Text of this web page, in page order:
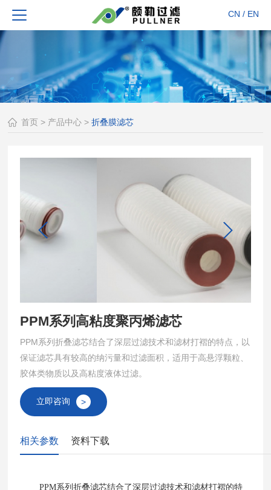
CN / EN
首页 > 产品中心 >折叠膜滤芯
PPM系列高粘度聚丙烯滤芯
PPM系列折叠滤芯结合了深层过滤技术和滤材打褶的特点，以
保证滤芯具有较高的纳污量和过滤面积，适用于高悬浮颗粒、
胶体类物质以及高粘度液体过滤。
立即咨询 >
相关参数 资料下载
PPM系列折叠滤芯结合了深层过滤技术和滤材打褶的特